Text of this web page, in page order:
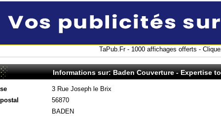
TaPub.Fr - 1000 affichages offerts -
Informations sur: Baden Couverture - Expertise
3 Rue Joseph le Brix
56870
BADEN